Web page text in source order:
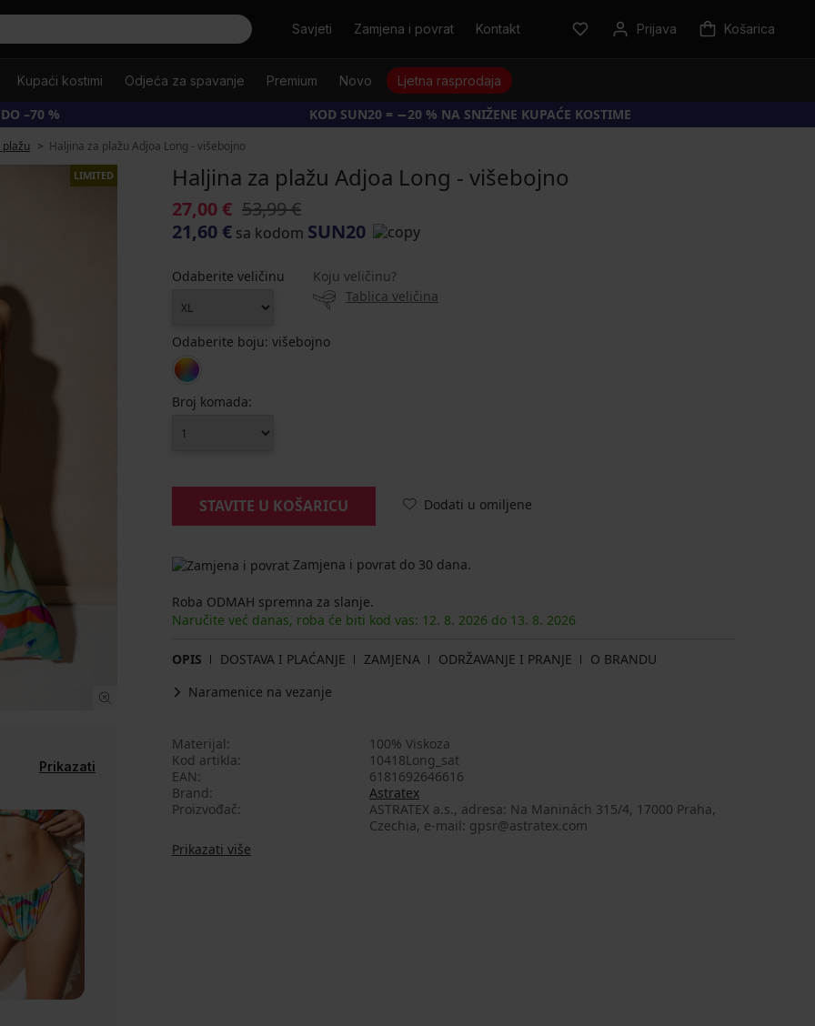
TražitiSavjeti Zamjena i povrat Kontakt Prijava Košarica
Kupaći kostimi Odjeća za spavanje Premium Novo Ljetna rasprodaja
–70 % KOD SUN20 = −20 % NA SNIŽENE KUPAĆE KOSTIME
Haljina za plažu Adjoa Long - višebojno
LIMITED
Prikazati
Haljina za plažu Adjoa Long - višebojno
27,00 € 53,99 €
21,60 € sa kodom SUN20
Odaberite veličinu
Koju veličinu?
Tablica veličina
Odaberite boju: višebojno
Broj komada:
STAVITE U KOŠARICU Dodati u omiljene
Zamjena i povrat do 30 dana.
Roba ODMAH spremna za slanje.
Naručite već danas, roba će biti kod vas: 12. 8. 2026 do 13. 8. 2026
OPIS DOSTAVA I PLAĆANJE ZAMJENA ODRŽAVANJE I PRANJE
O BRANDU
Naramenice na vezanje
Materijal
100% Viskoza
Kod artikla
10418Long_sat
EAN
6181692646616
Brand
Astratex
Proizvođač
ASTRATEX a.s., adresa: Na Maninách 315/4, 17000 Praha,
Czechia, e-mail: gpsr@astratex.com
Prikazati više